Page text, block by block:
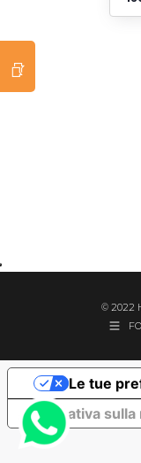
© 2022
Informativa sulla
Le tue